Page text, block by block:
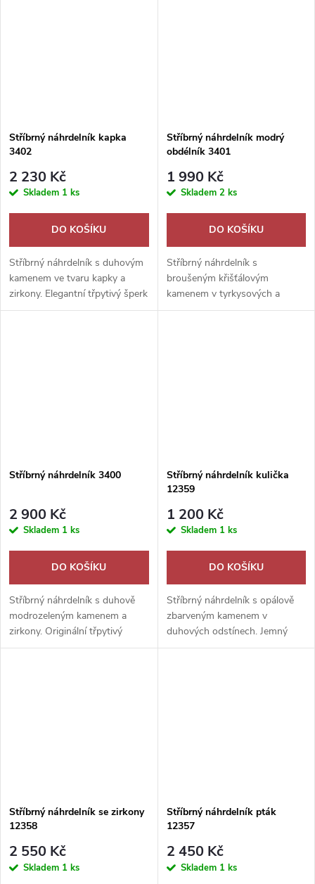
Stříbrný náhrdelník kapka
3402
2 230 Kč
Skladem 1 ks
DO KOŠÍKU
Stříbrný náhrdelník s duhovým
kamenem ve tvaru kapky a
zirkony. Elegantní třpytivý šperk
jako romantický dárek.
Stříbrný náhrdelník modrý
obdélník 3401
1 990 Kč
Skladem 2 ks
DO KOŠÍKU
Stříbrný náhrdelník s
broušeným křišťálovým
kamenem v tyrkysových a
modrozelených tónech.
Stříbrný náhrdelník 3400
2 900 Kč
Skladem 1 ks
DO KOŠÍKU
Stříbrný náhrdelník s duhově
modrozeleným kamenem a
zirkony. Originální třpytivý
šperk jako krásný romantický
Stříbrný náhrdelník kulička
12359
1 200 Kč
Skladem 1 ks
DO KOŠÍKU
Stříbrný náhrdelník s opálově
zbarveným kamenem v
duhových odstínech. Jemný
romantický šperk jako krásný
Stříbrný náhrdelník se zirkony
12358
2 550 Kč
Skladem 1 ks
Stříbrný náhrdelník pták
12357
2 450 Kč
Skladem 1 ks